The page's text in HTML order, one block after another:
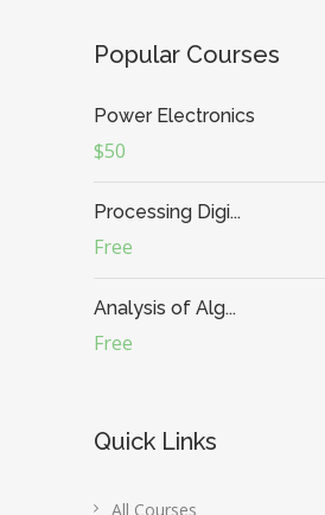
Popular Courses
Power Electronics
$50
Processing Digi...
Free
Analysis of Alg...
Free
Quick Links
All Courses